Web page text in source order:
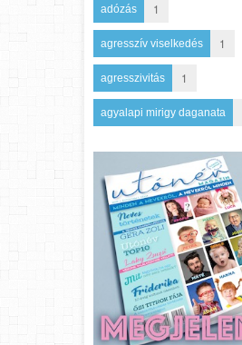
adózás 1
agresszív viselkedés 1
agresszivitás 1
agyalapi mirigy daganata